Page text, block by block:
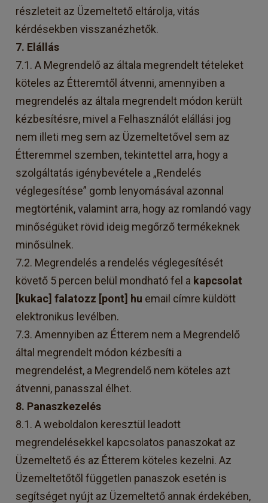
részleteit az Üzemeltető eltárolja, vitás
kérdésekben visszanézhetők.
7. Elállás
7.1. A Megrendelő az általa megrendelt tételeket
köteles az Étteremtől átvenni, amennyiben a
megrendelés az általa megrendelt módon került
kézbesítésre, mivel a Felhasználót elállási jog
nem illeti meg sem az Üzemeltetővel sem az
Étteremmel szemben, tekintettel arra, hogy a
szolgáltatás igénybevétele a „Rendelés
véglegesítése” gomb lenyomásával azonnal
megtörténik, valamint arra, hogy az romlandó vagy
minőségüket rövid ideig megőrző termékeknek
minősülnek.
7.2. Megrendelés a rendelés véglegesítését
követő 5 percen belül mondható fel a kapcsolat
[kukac] falatozz [pont] hu email címre küldött
elektronikus levélben.
7.3. Amennyiben az Étterem nem a Megrendelő
által megrendelt módon kézbesíti a
megrendelést, a Megrendelő nem köteles azt
átvenni, panasszal élhet.
8. Panaszkezelés
8.1. A weboldalon keresztül leadott
megrendelésekkel kapcsolatos panaszokat az
Üzemeltető és az Étterem köteles kezelni. Az
Üzemeltetőtől független panaszok esetén is
segítséget nyújt az Üzemeltető annak érdekében,